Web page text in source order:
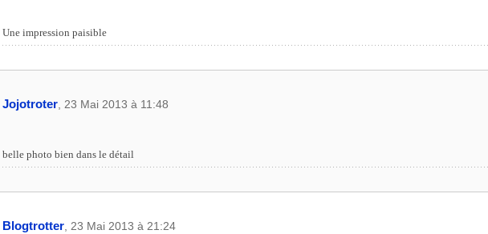
Une impression paisible
Jojotroter, 23 Mai 2013 à 11:48
belle photo bien dans le détail
Blogtrotter, 23 Mai 2013 à 21:24